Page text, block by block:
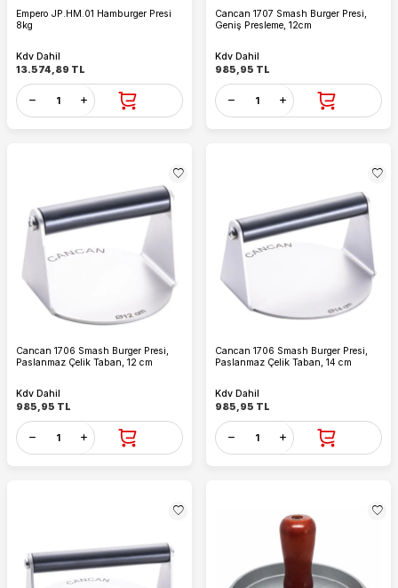
Empero JP.HM.01 Hamburger Presi
8kg
Kdv Dahil
13.574,89 TL
Cancan 1707 Smash Burger Presi,
Geniş Presleme, 12cm
Kdv Dahil
985,95 TL
Cancan 1706 Smash Burger Presi,
Paslanmaz Çelik Taban, 12 cm
Kdv Dahil
985,95 TL
Cancan 1706 Smash Burger Presi,
Paslanmaz Çelik Taban, 14 cm
Kdv Dahil
985,95 TL